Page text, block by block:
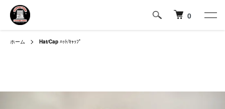
0
ホーム Hat/Cap ﾊｯﾄ/ｷｬｯﾌﾟ